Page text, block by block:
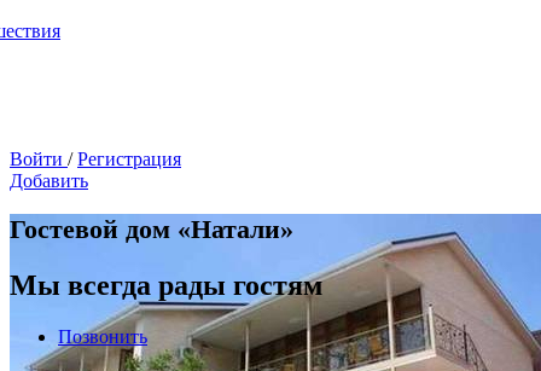
Войти / Регистрация
Добавить
Гостевой дом «Натали»
Мы всегда рады гостям
Позвонить